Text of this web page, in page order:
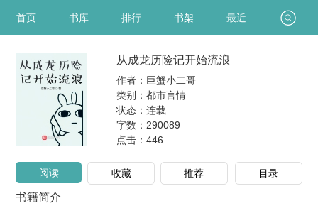
首页 书库 排行 书架 最近
从成龙历险记开始流浪
作者：巨蟹小二哥
类别：都市言情
状态：连载
字数：290089
点击： 446
阅读 收藏 推荐 目录
书籍简介